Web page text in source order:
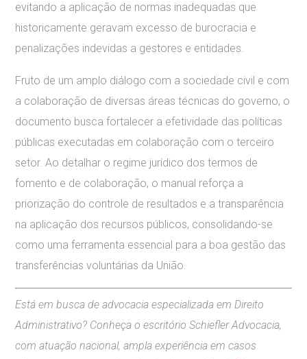
evitando a aplicação de normas inadequadas que
historicamente geravam excesso de burocracia e
penalizações indevidas a gestores e entidades.
Fruto de um amplo diálogo com a sociedade civil e com
a colaboração de diversas áreas técnicas do governo, o
documento busca fortalecer a efetividade das políticas
públicas executadas em colaboração com o terceiro
setor. Ao detalhar o regime jurídico dos termos de
fomento e de colaboração, o manual reforça a
priorização do controle de resultados e a transparência
na aplicação dos recursos públicos, consolidando-se
como uma ferramenta essencial para a boa gestão das
transferências voluntárias da União.
Está em busca de advocacia especializada em Direito
Administrativo? Conheça o escritório Schiefler Advocacia,
com atuação nacional, ampla experiência em casos